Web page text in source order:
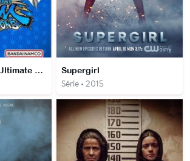
Naruto X Boruto Ultimate Ninja Storm Connections Supergirl
Série • 2015